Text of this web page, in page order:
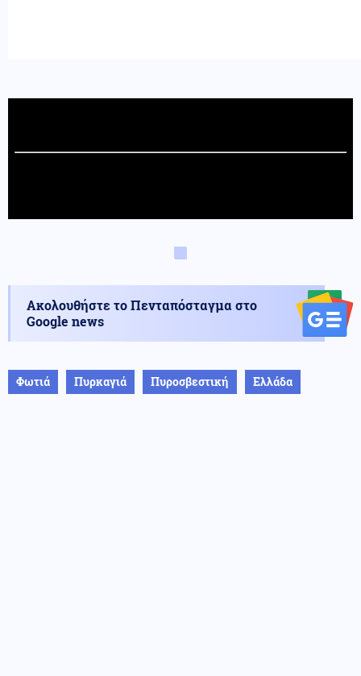
Ακολουθήστε το Πενταπόσταγμα στο
Google news
Φωτιά Πυρκαγιά Πυροσβεστική Ελλάδα